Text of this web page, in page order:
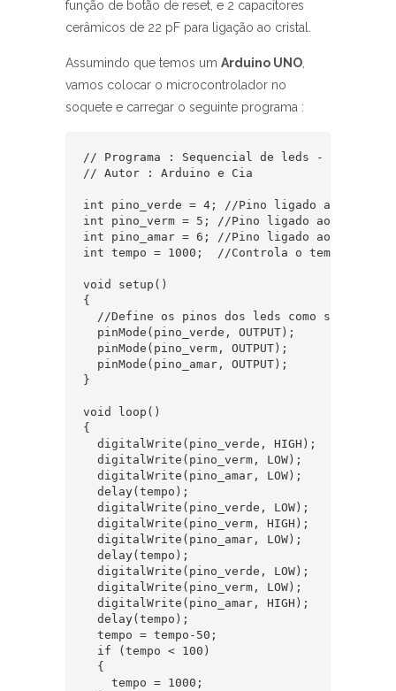
função de botão de reset, e 2 capacitores
cerâmicos de 22 pF para ligação ao cristal.
Assumindo que temos um Arduino UNO
vamos colocar o microcontrolador no
soquete e carregar o seguinte programa :
// Programa : Sequencial de leds - Teste
// Autor : Arduino e Cia
int pino_verde = 4; //Pino ligado ao led
int pino_verm = 5; //Pino ligado ao led
int pino_amar = 6; //Pino ligado ao led
int tempo = 1000;  //Controla o tempo de
void setup()
{
  //Define os pinos dos leds como saida
  pinMode(pino_verde, OUTPUT);
  pinMode(pino_verm, OUTPUT);
  pinMode(pino_amar, OUTPUT);
}
void loop()
{
  digitalWrite(pino_verde, HIGH);
  digitalWrite(pino_verm, LOW);
  digitalWrite(pino_amar, LOW);
  delay(tempo);
  digitalWrite(pino_verde, LOW);
  digitalWrite(pino_verm, HIGH);
  digitalWrite(pino_amar, LOW);
  delay(tempo);
  digitalWrite(pino_verde, LOW);
  digitalWrite(pino_verm, LOW);
  digitalWrite(pino_amar, HIGH);
  delay(tempo);
  tempo = tempo-50;
  if (tempo < 100)
  {
    tempo = 1000;